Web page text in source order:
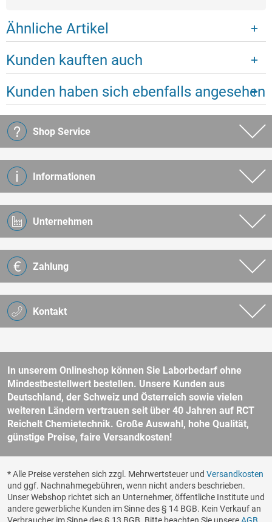
Ähnliche Artikel
Kunden kauften auch
Kunden haben sich ebenfalls angesehen
Kontakt
Shop Service
Informationen
Unternehmen
Zahlung
In unserem Onlineshop können Sie Laborbedarf ohne
Mindestbestellwert bestellen. Unsere Kunden aus
Deutschland, der Schweiz und Österreich sowie vielen
weiteren Ländern vertrauen seit über 40 Jahren auf RCT
Reichelt Chemietechnik. Große Auswahl, hohe Qualität,
günstige Preise, faire Versandkosten!
* Alle Preise verstehen sich zzgl. Mehrwertsteuer und Versandkosten
und ggf. Nachnahmegebühren, wenn nicht anders beschrieben.
Unser Webshop richtet sich an Unternehmer, öffentliche Institute und
andere gewerbliche Kunden im Sinne des § 14 BGB. Kein Verkauf an